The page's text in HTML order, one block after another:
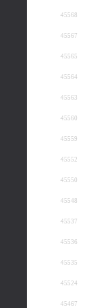
45568
45567
45565
45564
45563
45560
45559
45552
45550
45548
45537
45536
45535
45524
45467